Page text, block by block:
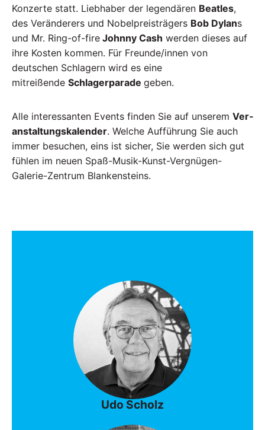
Konzerte statt. Lieb­haber der legen­dären Beatles,
des Veränderers und Nobel­preis­trägers Bob Dylans
und Mr. Ring-of-fire Johnny Cash werden dieses auf
ihre Kosten kommen. Für Freunde/innen von
deutschen Schlagern wird es eine
mitreißende Schlager­parade geben.
Alle inter­­­es­s­anten Events finden Sie auf unserem Ver­
an­­­­stal­tungs­­kalender. Welche Auf­­führung Sie auch
immer besuchen, eins ist sicher, Sie werden sich gut
fühlen im neuen Spaß-Musik-Kunst-Vergnügen-
Galerie-Zentrum Blankensteins.
Udo Scholz